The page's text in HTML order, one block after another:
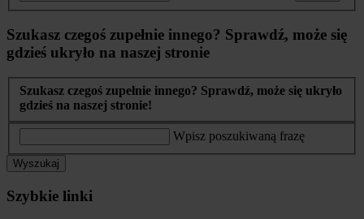
Szukasz czegoś zupełnie innego? Sprawdź, może się
gdzieś ukryło na naszej stronie
Szukasz czegoś zupełnie innego? Sprawdź, może się ukryło
gdzieś na naszej stronie!
Wpisz poszukiwaną frazę
Wyszukaj
Szybkie linki